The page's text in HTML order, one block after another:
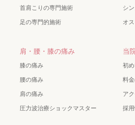
首肩こりの専門施術
足の専門的施術
シ
オ
肩・腰・膝の痛み
膝の痛み
腰の痛み
肩の痛み
圧力波治療ショックマスター
当
初
料
ア
採